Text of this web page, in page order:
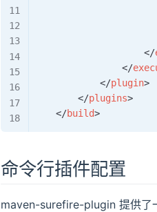
</
</
</plugin>
</plugins>
</build>
命令行插件配置
maven-surefire-plugin 提供了